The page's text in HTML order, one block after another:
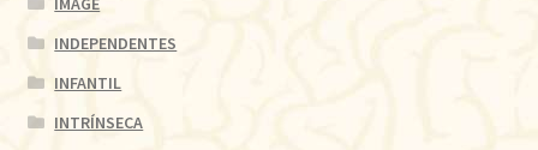
INDEPENDENTES
INFANTIL
INTRÍNSECA